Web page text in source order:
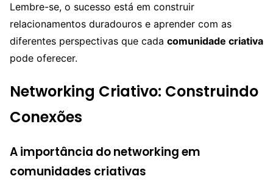
Lembre-se, o sucesso está em construir
relacionamentos duradouros e aprender com as
diferentes perspectivas que cada comunidade criativa
pode oferecer.
Networking Criativo: Construindo
Conexões
A importância do networking em
comunidades criativas